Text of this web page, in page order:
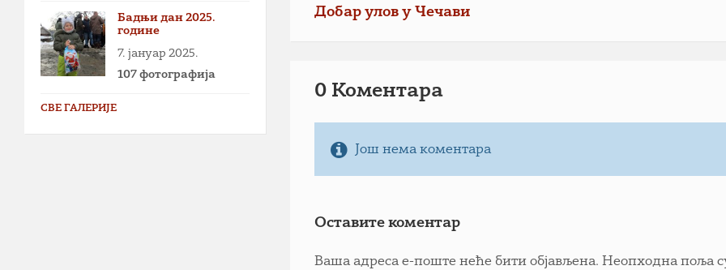
Добар улов у Чечави
0 Коментарa
Још нема коментара
Оставите коментар
Ваша адреса е-поште неће бити објављена. Неопходна поља
Бадњи дан 2025.
године
7. јануар 2025.
107 фотографија
СВЕ ГАЛЕРИЈЕ